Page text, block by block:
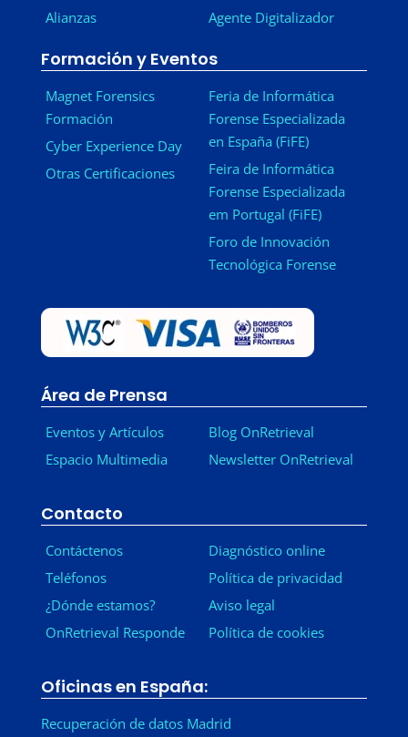
Alianzas
Agente Digitalizador
Formación y Eventos
Magnet Forensics
Formación
Cyber Experience Day
Otras Certificaciones
Feria de Informática
Forense Especializada
en España (FiFE)
Feira de Informática
Forense Especializada
em Portugal (FiFE)
Foro de Innovación
Tecnológica Forense
Área de Prensa
Eventos y Artículos
Espacio Multimedia
Blog OnRetrieval
Newsletter OnRetrieval
Contacto
Contáctenos
Teléfonos
¿Dónde estamos?
OnRetrieval Responde
Diagnóstico online
Política de privacidad
Aviso legal
Política de cookies
Oficinas en España:
Recuperación de datos Madrid